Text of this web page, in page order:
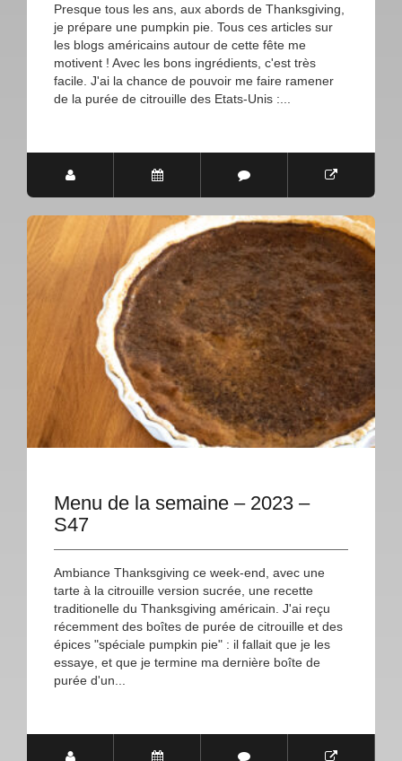
Presque tous les ans, aux abords de Thanksgiving,
je prépare une pumpkin pie. Tous ces articles sur
les blogs américains autour de cette fête me
motivent ! Avec les bons ingrédients, c'est très
facile. J'ai la chance de pouvoir me faire ramener
de la purée de citrouille des Etats-Unis :...
Menu de la semaine – 2023 –
S47
Ambiance Thanksgiving ce week-end, avec une
tarte à la citrouille version sucrée, une recette
traditionelle du Thanksgiving américain. J'ai reçu
récemment des boîtes de purée de citrouille et des
épices "spéciale pumpkin pie" : il fallait que je les
essaye, et que je termine ma dernière boîte de
purée d'un...